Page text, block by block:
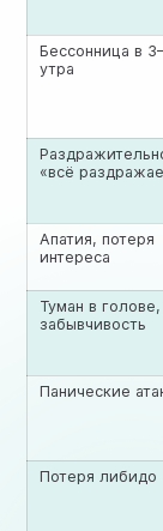
Бессонница в
утра
«всё
Апатия, потеря
интереса
Туман в голове,
забывчивость
Панические
Потеря либидо